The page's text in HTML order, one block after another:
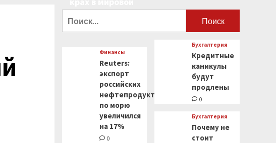
Финансы
Reuters:
экспорт
российских
нефтепродуктов
по морю
увеличился
на 17%
0
Бухгалтерия
Кредитные
каникулы
будут
продлены
0
Бухгалтерия
Почему не
стоит